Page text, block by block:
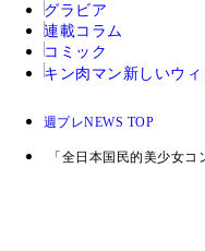
グラビア
連載コラム
コミック
キン肉マン 新しいウィ
週プレNEWS TOP
「全日本国民的美少女